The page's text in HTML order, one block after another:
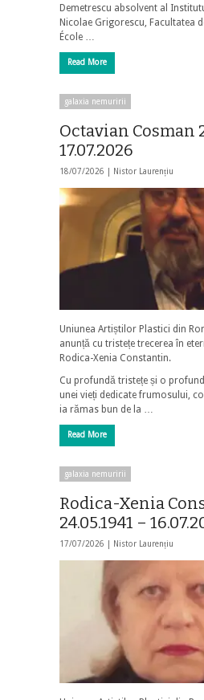
Demetrescu absolvent al
Nicolae Grigorescu, Facultatea
École …
Read More
galaxia nemuririi
Octavian Cosman
17.07.2026
18/07/2026 | Nistor Laurențiu
Uniunea Artiștilor Plastici din
anunță cu tristețe trecerea în
Rodica-Xenia Constantin.
Cu profundă tristețe și o
unei vieți dedicate frumosului,
ia rămas bun de la …
Read More
galaxia nemuririi
Rodica-Xenia
24.05.1941 –
17/07/2026 | Nistor Laurențiu